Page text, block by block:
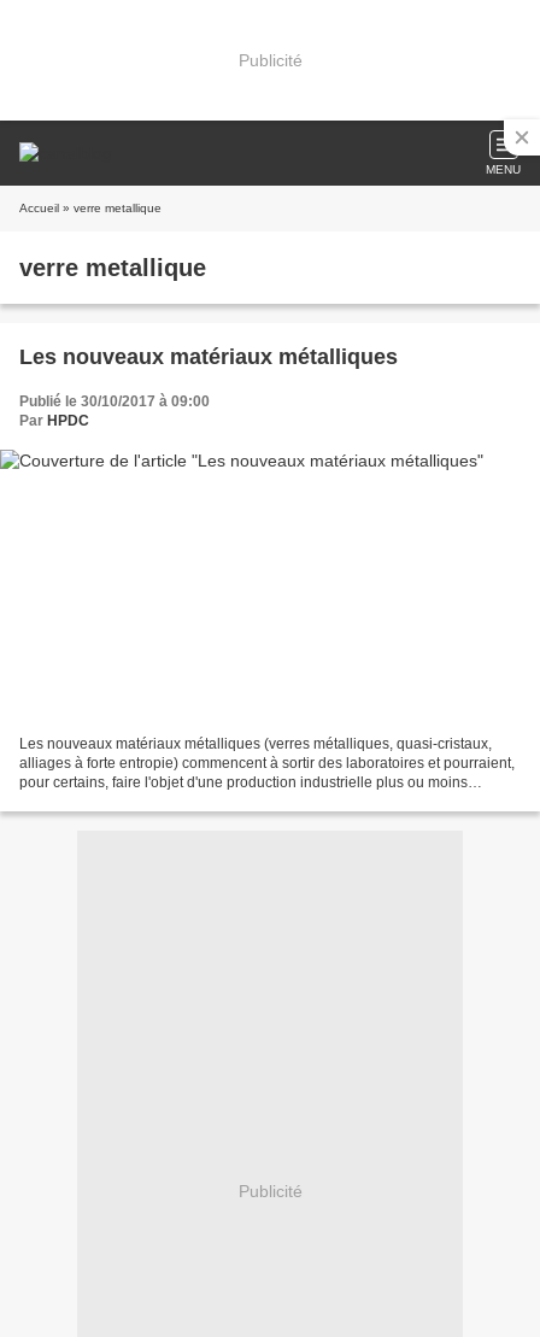
Publicité
MENU
Accueil » verre metallique
verre metallique
Les nouveaux matériaux métalliques
Publié le 30/10/2017 à 09:00
Par HPDC
Les nouveaux matériaux métalliques (verres métalliques, quasi-cristaux,
alliages à forte entropie) commencent à sortir des laboratoires et pourraient,
pour certains, faire l'objet d'une production industrielle plus ou moins
Publicité